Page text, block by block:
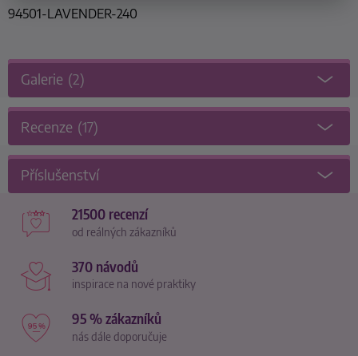
94501-LAVENDER-240
Galerie (2)
Recenze (17)
Příslušenství
21500 recenzí
od reálných zákazníků
370 návodů
inspirace na nové praktiky
95 % zákazníků
nás dále doporučuje